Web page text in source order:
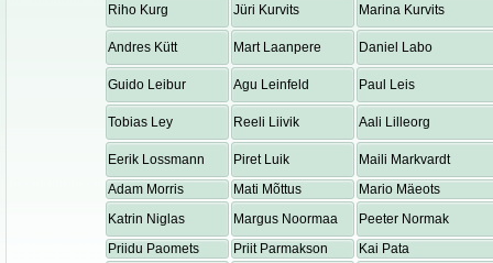
Riho Kurg Jüri Kurvits Marina Kurvits
Andres Kütt Mart Laanpere Daniel Labo
Guido Leibur Agu Leinfeld Paul Leis
Tobias Ley Reeli Liivik Aali Lilleorg
Eerik Lossmann Piret Luik
Maili Markvardt
Adam Morris
Mati Mõttus
Mario Mäeots
Katrin Niglas
Margus Noormaa
Peeter Normak
Priidu Paomets
Priit Parmakson
Kai Pata